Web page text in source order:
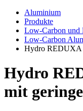
Aluminium
Produkte
Low-Carbon und
Low-Carbon
Hydro REDUXA
Hydro
mit